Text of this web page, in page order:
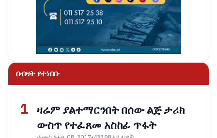
በብዛት የተነበቡ
1 ዛሬም ያልተማርንበት በሰው ልጅ ታሪክ
ውስጥ የተፈጸመ አስከፊ ጥፋት